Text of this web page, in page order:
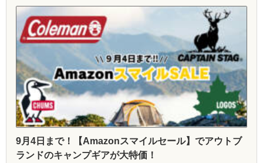
9月4日まで！【Amazonスマイルセール】でアウトブ
ランドのキャンプギアが大特価！